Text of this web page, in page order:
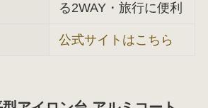
る2WAY・旅行に便利
公式サイトはこちら